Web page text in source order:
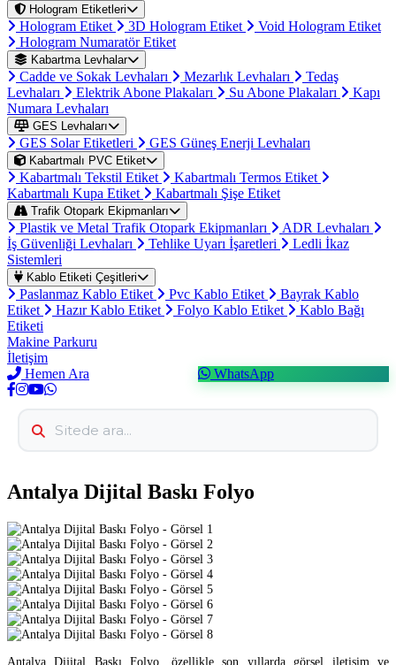
Hologram Etiketleri
Hologram Etiket 3D Hologram Etiket
Void Hologram Etiket
Hologram Numaratör Etiket
Kabartma Levhalar
Cadde ve Sokak Levhaları Mezarlık Levhaları
Tedaş
Levhaları
Elektrik Abone Plakaları Su Abone Plakaları
Kapı
Numara Levhaları
GES Levhaları
GES Solar Etiketleri GES Güneş Enerji Levhaları
Kabartmalı PVC Etiket
Kabartmalı Tekstil Etiket
Kabartmalı Termos Etiket
Kabartmalı Kupa Etiket
Kabartmalı Şişe Etiket
Trafik Otopark Ekipmanları
Plastik ve Metal Trafik Otopark Ekipmanları
ADR Levhaları
İş Güvenliği Levhaları
Tehlike Uyarı İşaretleri
Ledli İkaz
Sistemleri
Kablo Etiketi Çeşitleri
Paslanmaz Kablo Etiket Pvc Kablo Etiket
Bayrak Kablo
Etiket
Hazır Kablo Etiket Folyo Kablo Etiket
Kablo Bağı
Etiketi
Makine Parkuru
İletişim
Hemen Ara
WhatsApp
Antalya Dijital Baskı Folyo
Antalya Dijital Baskı Folyo, özellikle son yıllarda görsel iletişim ve